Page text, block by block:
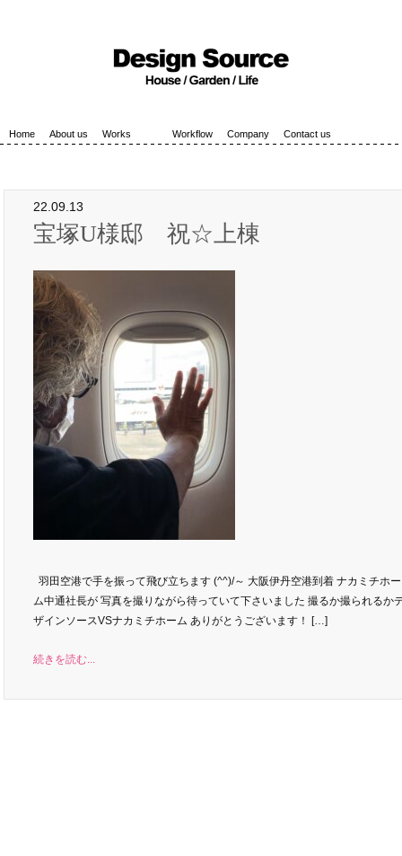
Home About us Works Workflow Company Contact us
22.09.13
宝塚U様邸 祝☆上棟
羽田空港で手を振って飛び立ちます (^^)/～ 大阪伊丹空港到着 ナカミチホー
ム中通社長が 写真を撮りながら待っていて下さいました 撮るか撮られるか
ザインソースVSナカミチホーム ありがとうございます！ […]
続きを読む...